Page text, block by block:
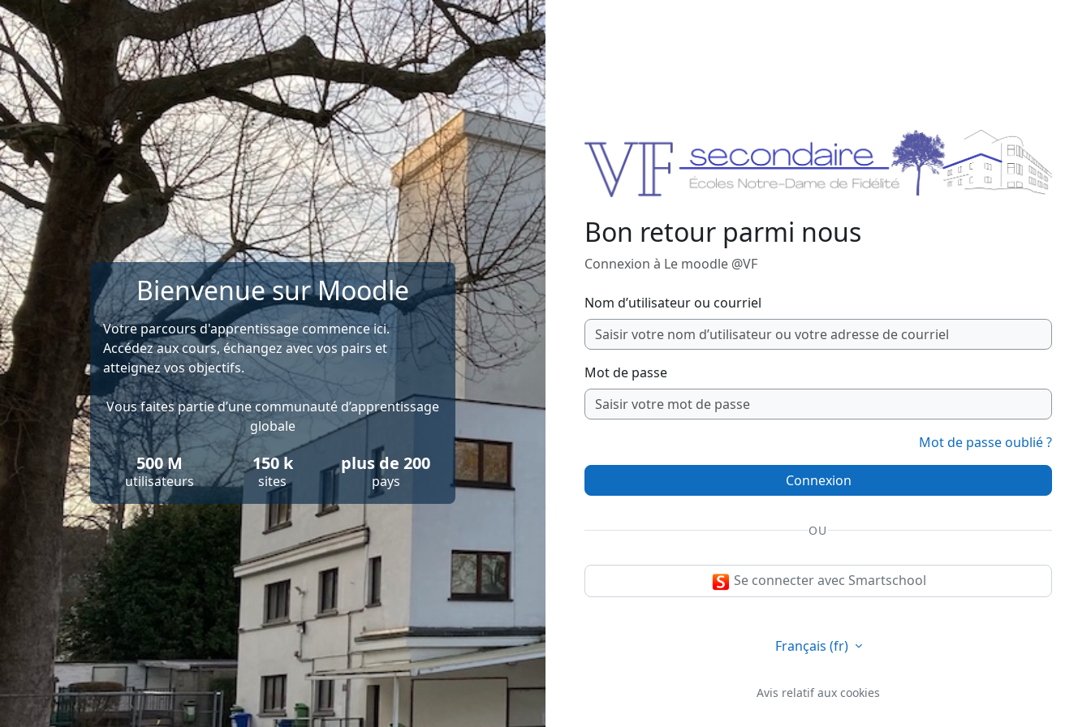
Passer au contenu principal
Bienvenue sur Moodle
Votre parcours d'apprentissage commence ici.
Accédez aux cours, échangez avec vos pairs et
atteignez vos objectifs.
Vous faites partie d’une communauté d’apprentissage
globale
500 M
utilisateurs
150 k
sites
plus de 200
pays
Bon retour parmi nous
Connexion à Le moodle @VF
Nom d’utilisateur ou courriel
Mot de passe
Mot de passe oublié ?
Connexion
OU
Se connecter avec Smartschool
Français ‎(fr)‎
Avis relatif aux cookies